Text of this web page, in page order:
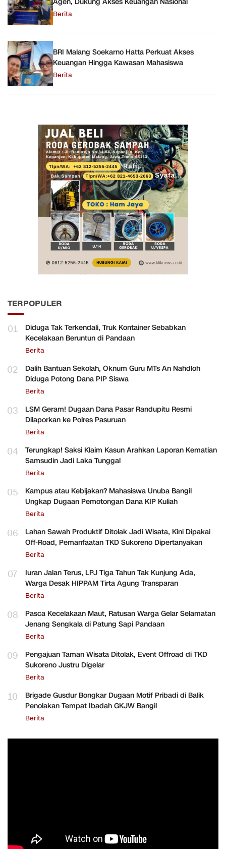
Berita
BRI Malang Soekarno Hatta Perkuat Akses
Keuangan Hingga Kawasan Mahasiswa
Berita
TERPOPULER
01
Diduga Tak Terkendali, Truk Kontainer Sebabkan
Kecelakaan Beruntun di Pandaan
Berita
02
Dalih Bantuan Sekolah, Oknum Guru MTs An Nahdloh
Diduga Potong Dana PIP Siswa
Berita
03
LSM Geram! Dugaan Dana Pasar Randupitu Resmi
Dilaporkan ke Polres Pasuruan
Berita
04
Terungkap! Saksi Klaim Kasun Arahkan Laporan Kematian
Samsudin Jadi Laka Tunggal
Berita
05
Kampus atau Kebijakan? Mahasiswa Unuba Bangil
Ungkap Dugaan Pemotongan Dana KIP Kuliah
Berita
06
Lahan Sawah Produktif Ditolak Jadi Wisata, Kini Dipakai
Off-Road, Pemanfaatan TKD Sukoreno Dipertanyakan
Berita
07
Iuran Jalan Terus, LPJ Tiga Tahun Tak Kunjung Ada,
Warga Desak HIPPAM Tirta Agung Transparan
Berita
08
Pasca Kecelakaan Maut, Ratusan Warga Gelar Selamatan
Jenang Sengkala di Patung Sapi Pandaan
Berita
09
Pengajuan Taman Wisata Ditolak, Event Offroad di TKD
Sukoreno Justru Digelar
Berita
10
Brigade Gusdur Bongkar Dugaan Motif Pribadi di Balik
Penolakan Tempat Ibadah GKJW Bangil
Berita